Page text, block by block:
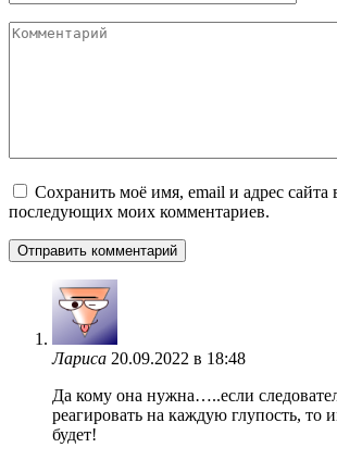
Комментарий
Сохранить моё имя, email и адрес сайта
последующих моих комментариев.
Лариса 20.09.2022 в 18:48
Да кому она нужна…..если
реагировать на каждую глупость, то
будет!